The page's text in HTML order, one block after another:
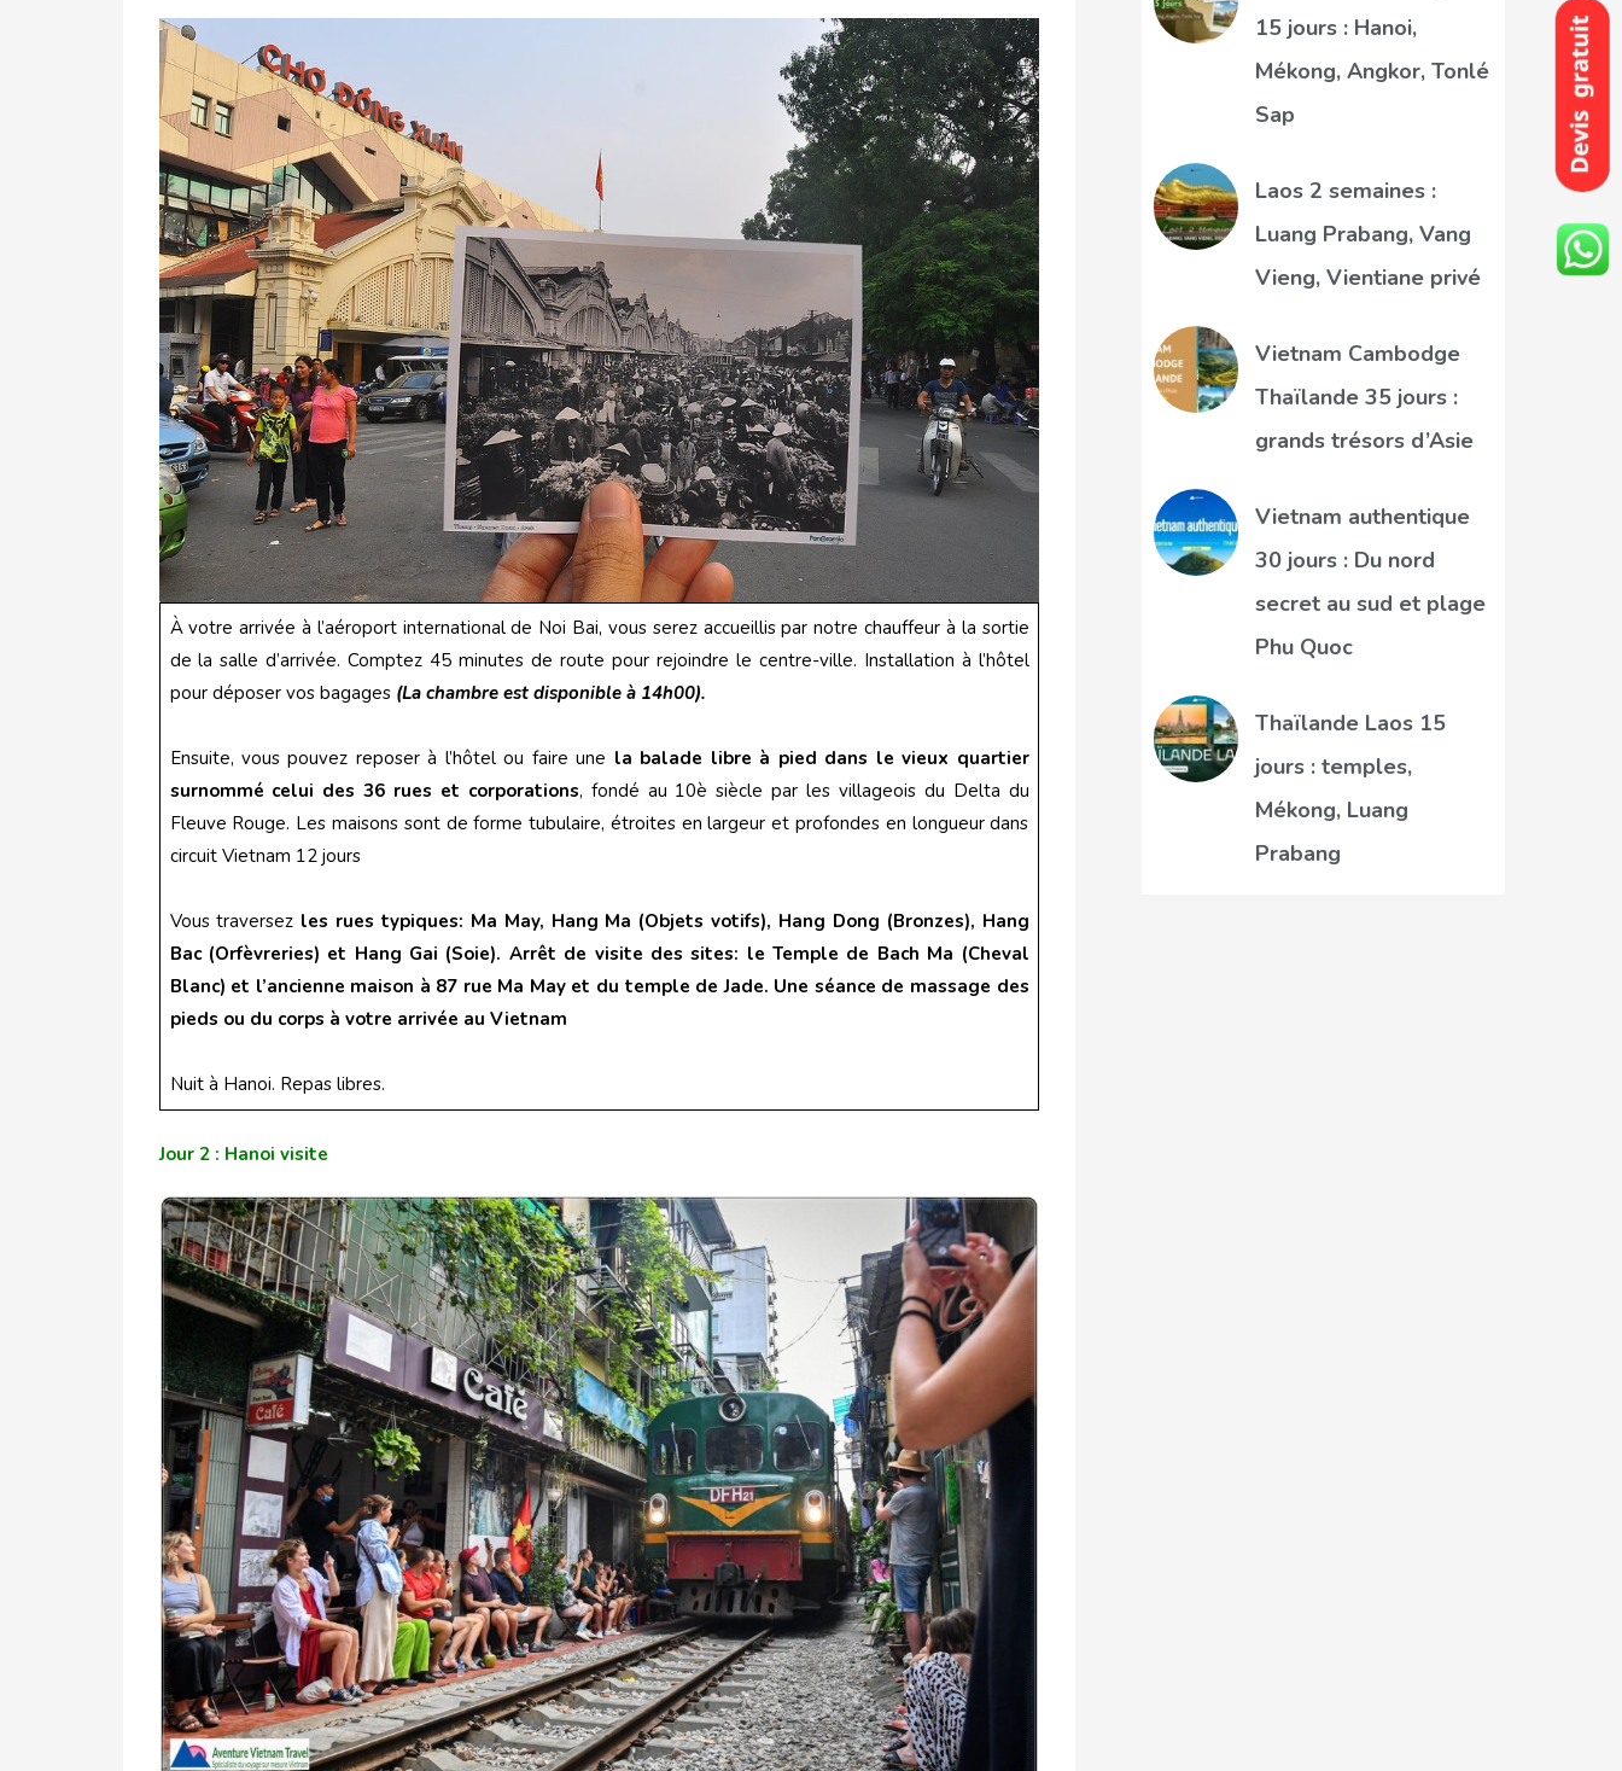
À votre arrivée à l’aéroport international de Noi Bai, vous serez accueillis par notre chauffeur à la sortie
de la salle d’arrivée. Comptez 45 minutes de route pour rejoindre le centre-ville. Installation à l’hôtel
pour déposer vos bagages (La chambre est disponible à 14h00).
Ensuite, vous pouvez reposer à l’hôtel ou faire une la balade libre à pied dans le vieux quartier
surnommé celui des 36 rues et corporations, fondé au 10è siècle par les villageois du Delta du
Fleuve Rouge. Les maisons sont de forme tubulaire, étroites en largeur et profondes en longueur dans
circuit Vietnam 12 jours
Vous traversez les rues typiques: Ma May, Hang Ma (Objets votifs), Hang Dong (Bronzes), Hang
Bac (Orfèvreries) et Hang Gai (Soie). Arrêt de visite des sites: le Temple de Bach Ma (Cheval
Blanc) et l’ancienne maison à 87 rue Ma May et du temple de Jade. Une séance de massage des
pieds ou du corps à votre arrivée au Vietnam
Nuit à Hanoi. Repas libres.
Jour 2 : Hanoi visite
15 jours : Hanoi,
Mékong, Angkor, Tonlé
Sap
Laos 2 semaines :
Luang Prabang, Vang
Vieng, Vientiane privé
Vietnam Cambodge
Thaïlande 35 jours :
grands trésors d’Asie
Vietnam authentique
30 jours : Du nord
secret au sud et plage
Phu Quoc
Thaïlande Laos 15
jours : temples,
Mékong, Luang
Prabang